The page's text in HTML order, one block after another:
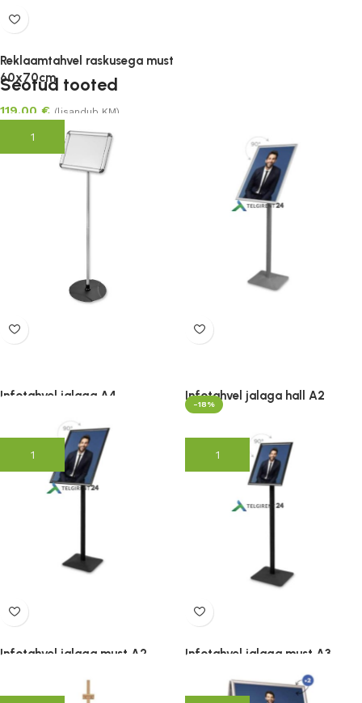
Reklaamtahvel raskusega must
60x70cm
119.00 € (lisandub KM)
Lisa korvi
Seotud tooted
Infotahvel jalaga A4
(lisandub KM)
Lisa korvi
Infotahvel jalaga hall A2
Lisa korvi
Infotahvel jalaga must A2
-18%
Infotahvel jalaga must A3
81.15€ (lisandub KM)